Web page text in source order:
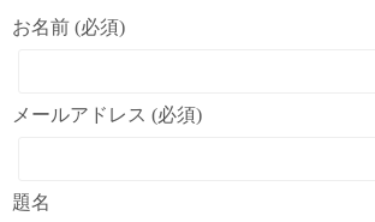
お名前 (必須)
メールアドレス (必須)
題名